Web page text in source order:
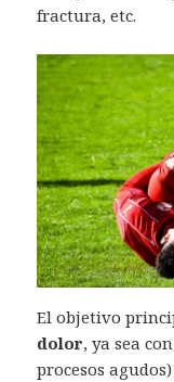
fractura, etc.
El objetivo
dolor, ya sea
procesos